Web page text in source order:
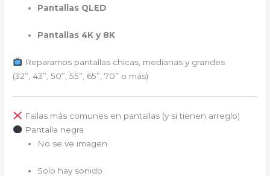
Pantallas QLED
Pantallas 4K y 8K
Reparamos pantallas chicas, medianas y grandes
(32”, 43”, 50”, 55”, 65”, 70” o más)
Fallas más comunes en pantallas (y si tienen arreglo)
Pantalla negra
No se ve imagen
Solo hay sonido